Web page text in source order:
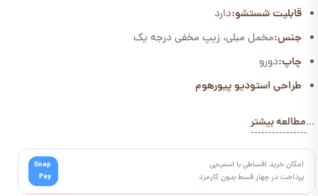
قابلیت شستشو:دارد
جنس:مخمل مبلی، زیپ مخفی درجه یک
چاپ:دورو
طراحی استودیو پیورهوم
...مطالعه بیشتر
امکان خرید اقساطی با اسنپ‌پی
پرداخت در چهار قسط بدون کارمزد
Snap
Pay